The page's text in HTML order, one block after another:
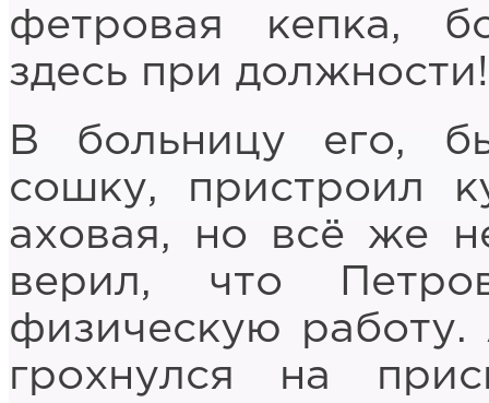
фетровая кепка,
здесь при должности!
В больницу его,
сошку, пристроил
аховая, но всё же
верил, что
физическую работу.
грохнулся на